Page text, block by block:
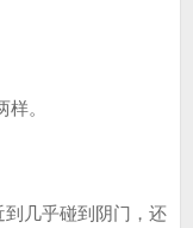
。
几乎碰到阴门，还